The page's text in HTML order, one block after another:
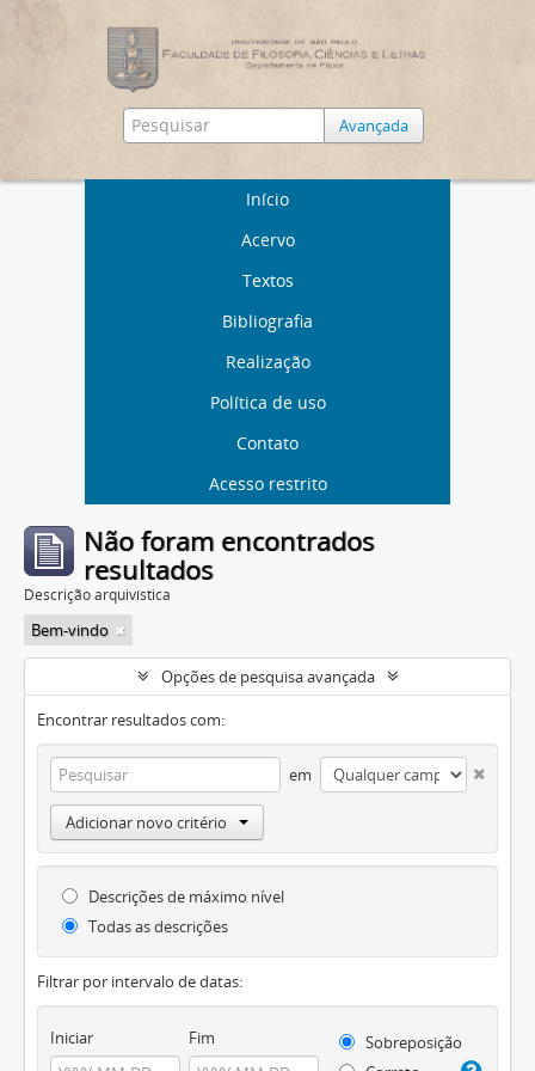
Avançada
Início
Acervo
Textos
Bibliografia
Realização
Política de uso
Contato
Acesso restrito
Não foram encontrados
resultados
Descrição arquivística
Bem-vindo
Opções de pesquisa avançada
Encontrar resultados com:
em
Adicionar novo critério
Descrições de máximo nível
Todas as descrições
Filtrar por intervalo de datas:
Iniciar Fim
Sobreposição